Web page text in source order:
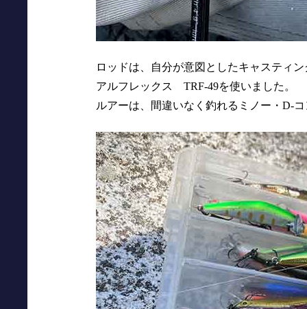
ロッドは、自分が意図としたキャスティ
アルフレックス TRF-49を使いました。
ルアーは、間違いなく釣れるミノー・D-